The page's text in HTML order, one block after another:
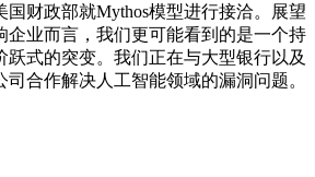
国财政部就Mythos模型进行接洽。展望
企业而言，我们更可能看到的是一个持
跃式的突变。我们正在与大型银行以及
合作解决人工智能领域的漏洞问题。